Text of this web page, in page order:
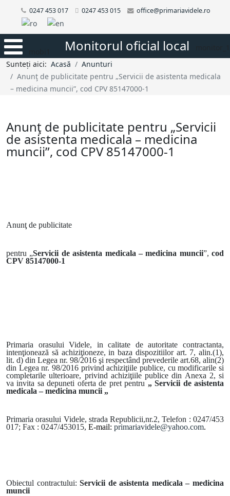
0247 453 017 0247 453 015 office@primariavidele.ro
Monitorul oficial local
Sunteți aici: Acasă
Anunturi
Anunţ de publicitate pentru „Servicii de asistenta medicala
– medicina muncii”, cod CPV 85147000-1
Anunţ de publicitate pentru „Servicii
de asistenta medicala – medicina
muncii”, cod CPV 85147000-1
Anunţ de publicitate
pentru „Servicii de asistenta medicala – medicina muncii”, cod
CPV 85147000-1
Primaria orasului Videle, in calitate de autoritate contractanta,
intenţionează să achiziţioneze, in baza dispozitiilor art. 7, alin.(1),
lit. d) din Legea nr. 98/2016 şi respectând prevederile art.68, alin(2)
din Legea nr. 98/2016 privind achiziţiile publice, cu modificarile si
completarile ulterioare, privind achiziţiile publice din Anexa 2, si
va invita sa depuneti oferta de pret pentru „ Servicii de asistenta
medicala – medicina muncii „
Primaria orasului Videle, strada Republicii,nr.2, Telefon : 0247/453
017; Fax : 0247/453015, E-mail: primariavidele@yahoo.com.
Obiectul contractului:Servicii de asistenta medicala – medicina
muncii